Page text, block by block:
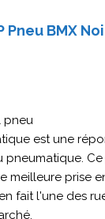
BMX
pneu
est une
pneumatique.
meilleure prise
fait l'une des